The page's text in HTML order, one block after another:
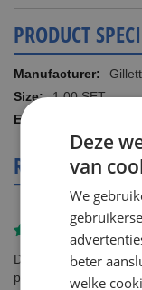
PRODUCT
Meer
informatie1.00 SET
REVIEWS
Dan aan
prettige afwinkeling
Deze
van
We
beter
welke